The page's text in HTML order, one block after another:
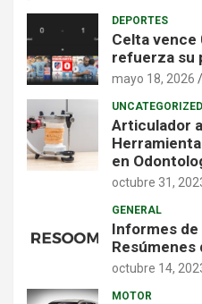
DEPORTES
Celta vence
refuerza su
mayo 18, 2026
UNCATEGORIZED
Articulador
en
octubre 31,
GENERAL
Informes
Resúmenes
octubre 14,
MOTOR